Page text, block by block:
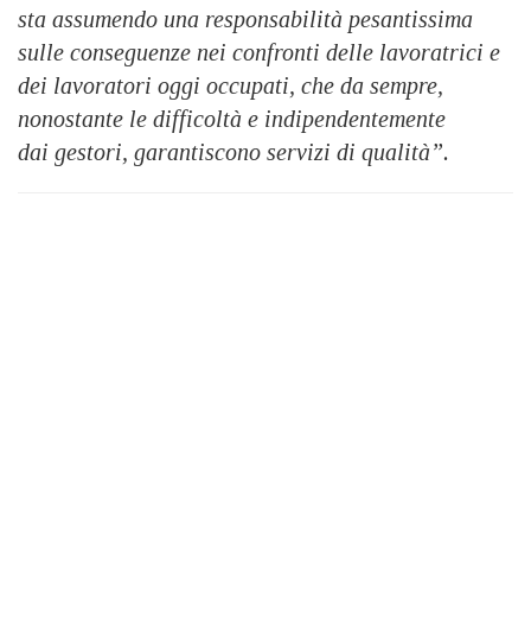
sta assumendo una responsabilità pesantissima
sulle conseguenze nei confronti delle lavoratrici e
dei lavoratori oggi occupati, che da sempre,
nonostante le difficoltà e indipendentemente
dai gestori, garantiscono servizi di qualità”.